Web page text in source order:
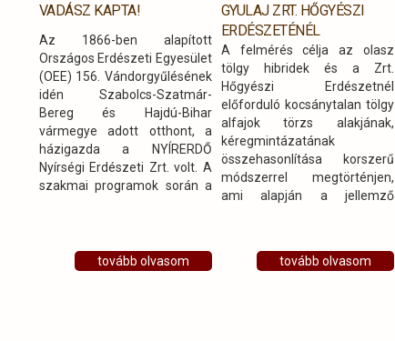
VADÁSZ KAPTA!
Az 1866-ben alapított
Országos Erdészeti Egyesület
(OEE) 156. Vándorgyűlésének
idén Szabolcs-Szatmár-
Bereg és Hajdú-Bihar
vármegye adott otthont, a
házigazda a NYÍRERDŐ
Nyírségi Erdészeti Zrt. volt. A
szakmai programok során a
módszereibe,tovább olvasom
GYULAJ ZRT. HŐGYÉSZI
ERDÉSZETÉNÉL
A felmérés célja az olasz
tölgy hibridek és a Zrt.
Hőgyészi Erdészetnél
előforduló kocsánytalan tölgy
alfajok törzs alakjának,
kéregmintázatának
összehasonlítása korszerű
módszerrel megtörténjen,
ami alapján a jellemző
kéregmintázat) azonosítása
vagy pontos ipari fa kihozatal
tovább olvasom